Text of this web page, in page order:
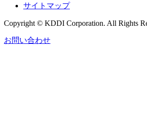
サイトマップ
Copyright © KDDI Corporation. All Rights
お問い合わせ